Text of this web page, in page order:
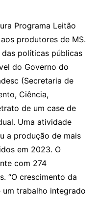
Programa Leitão
produtores de MS.
políticas públicas
do Governo do
(Secretaria de
Ciência,
de um case de
Uma atividade
a produção de mais
em 2023. O
com 274
“O crescimento da
trabalho integrado